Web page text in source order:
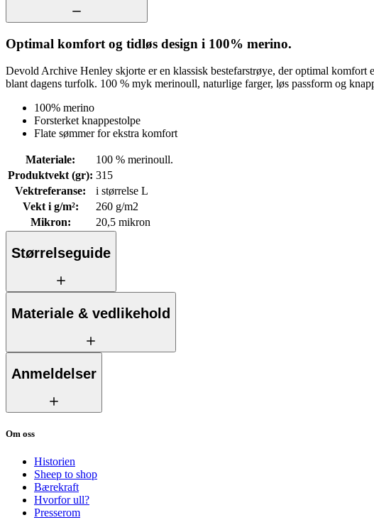
Optimal komfort og tidløs design i 100% merino.
Devold Archive Henley skjorte er en klassisk bestefarstrøye, der optimal
blant dagens turfolk. 100 % myk merinoull, naturlige farger, løs passform og
100% merino
Forsterket knappestolpe
Flate sømmer for ekstra komfort
Materiale:
100 % merinoull.
Produktvekt (gr): 315
Vektreferanse:
i størrelse L
Vekt i g/m²:
260 g/m2
Mikron: 20,5 mikron
Størrelseguide
Materiale & vedlikehold
Anmeldelser
Om oss
Historien
Sheep to shop
Bærekraft
Hvorfor ull?
Presserom